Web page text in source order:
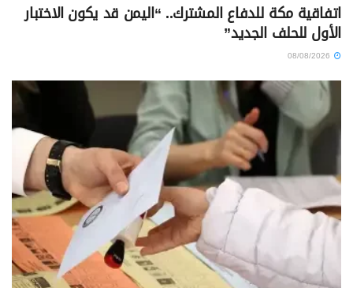
اتفاقية مكة للدفاع المشترك.. “اليمن قد يكون الاختبار
الأول للحلف الجديد”